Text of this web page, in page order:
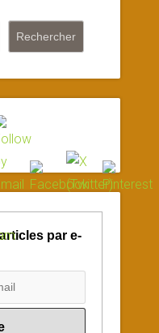
Rechercher
par e-